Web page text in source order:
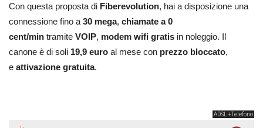
Con questa proposta di Fiberevolution, hai a disposizione una
connessione fino a 30 mega, chiamate a 0
cent/min tramite VOIP, modem wifi gratis in noleggio. Il
canone è di soli 19,9 euro al mese con prezzo bloccato,
e attivazione gratuita.
ADSL +Telefono